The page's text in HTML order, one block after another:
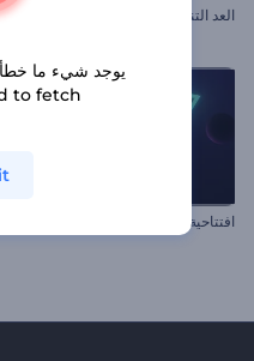
العد التنازلي للعام الجديد السحري
افتتاحية قناة ألعاب
to fetch